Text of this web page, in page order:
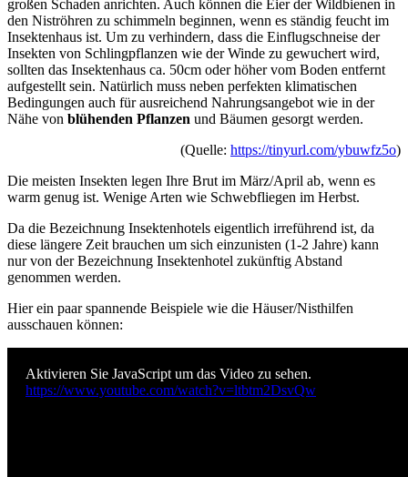
großen Schaden anrichten. Auch können die Eier der Wildbienen in
den Niströhren zu schimmeln beginnen, wenn es ständig feucht im
Insektenhaus ist. Um zu verhindern, dass die Einflugschneise der
Insekten von Schlingpflanzen wie der Winde zu gewuchert wird,
sollten das Insektenhaus ca. 50cm oder höher vom Boden entfernt
aufgestellt sein. Natürlich muss neben perfekten klimatischen
Bedingungen auch für ausreichend Nahrungsangebot wie in der
Nähe von blühenden Pflanzen und Bäumen gesorgt werden.
(Quelle: https://tinyurl.com/ybuwfz5o)
Die meisten Insekten legen Ihre Brut im März/April ab, wenn es
warm genug ist. Wenige Arten wie Schwebfliegen im Herbst.
Da die Bezeichnung Insektenhotels eigentlich irreführend ist, da
diese längere Zeit brauchen um sich einzunisten (1-2 Jahre) kann
nur von der Bezeichnung Insektenhotel zukünftig Abstand
genommen werden.
Hier ein paar spannende Beispiele wie die Häuser/Nisthilfen
ausschauen können:
Aktivieren Sie JavaScript um das Video zu sehen.
https://www.youtube.com/watch?v=ltbtm2DsvQw